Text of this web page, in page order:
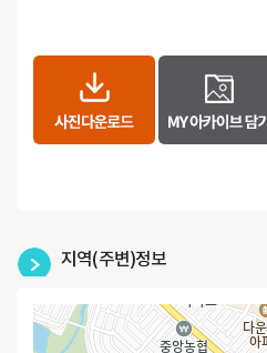
지역(주변)정보